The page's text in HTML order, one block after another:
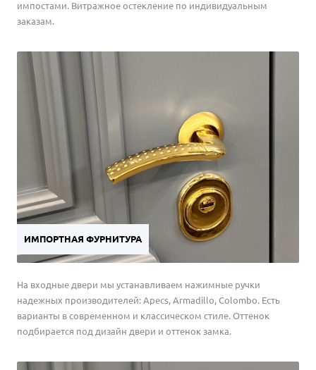
импостами. Витражное остекление по индивидуальным
заказам.
ИМПОРТНАЯ ФУРНИТУРА
На входные двери мы устанавливаем нажимные ручки
надежных производителей: Apecs, Armadillo, Colombo. Есть
варианты в современном и классическом стиле. Оттенок
подбирается под дизайн двери и оттенок замка.